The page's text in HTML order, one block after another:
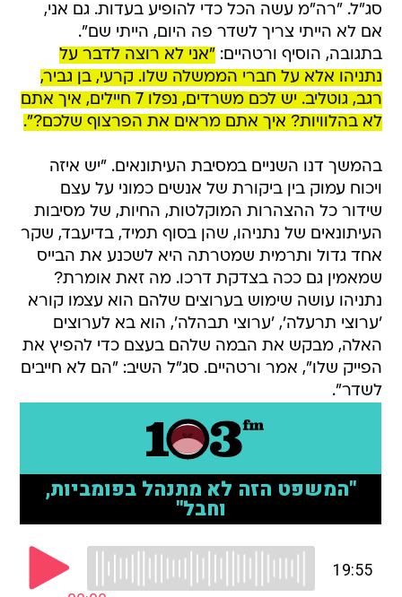
סג"ל. "רה"מ עשה הכל כדי להופיע בעדות. גם אני,
אם לא הייתי צריך לשדר פה היום, הייתי שם".
בתגובה, הוסיף ורטהיים: "אני לא רוצה לדבר על
נתניהו אלא על חברי הממשלה שלו. קרעי, בן גביר,
רגב, גוטליב. יש לכם משרדים, נפלו 7 חיילים, איך אתם
לא בהלוויות? איך אתם מראים את הפרצוף שלכם?".
בהמשך דנו השניים במסיבת העיתונאים. "יש איזה
ויכוח עמוק בין ביקורת של אנשים כמוני על עצם
שידור כל ההצהרות המוקלטות, החיות, של מסיבות
העיתונאים של נתניהו, שהן בסוף תמיד, בדיעבד, שקר
אחד גדול ותרמית שמטרתה היא לשכנע את הבייס
שמאמין גם ככה בצדקת דרכו. מה זאת אומרת?
נתניהו עושה שימוש בערוצים שלהם הוא עצמו קורא
'ערוצי תרעלה', 'ערוצי תבהלה', הוא בא לערוצים
האלה, מבקש את הבמה שלהם בעצם כדי להפיץ את
הפייק שלו", אמר ורטהיים. סג"ל השיב: "הם לא חייבים
לשדר".